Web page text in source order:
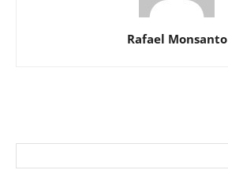
Rafael Monsanto